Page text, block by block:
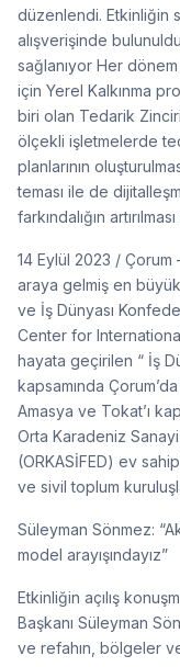
düzenlendi. Etkinliğin
alışverişinde
sağlanıyor Her dönem
için Yerel Kalkınma
biri olan Tedarik
ölçekli işletmelerde
planlarının
teması ile de
farkındalığın
14 Eylül 2023 / Çorum
araya gelmiş en büyük
ve İş Dünyası
Center for
hayata geçirilen “ İş
kapsamında
Amasya ve Tokat’ı
Orta Karadeniz
(ORKASİFED) ev
ve sivil toplum
Süleyman Sönmez:
model arayışındayız”
Etkinliğin açılış
Başkanı Süleyman
ve refahın, bölgeler